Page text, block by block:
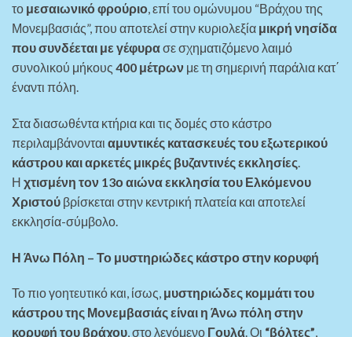
το μεσαιωνικό φρούριο, επί του ομώνυμου “Βράχου της
Μονεμβασιάς”, που αποτελεί στην κυριολεξία μικρή νησίδα
που συνδέεται με γέφυρασε σχηματιζόμενο λαιμό
συνολικού μήκους 400 μέτρων με τη σημερινή παράλια κατ΄
έναντι πόλη.
Στα διασωθέντα κτήρια και τις δομές στο κάστρο
περιλαμβάνονται αμυντικές κατασκευές του εξωτερικού
κάστρου και αρκετές μικρές βυζαντινές εκκλησίες.
Η χτισμένη τον 13ο αιώνα εκκλησία του Ελκόμενου
Χριστού βρίσκεται στην κεντρική πλατεία και αποτελεί
εκκλησία-σύμβολο.
Η Άνω Πόλη – Το μυστηριώδες κάστρο στην κορυφή
Το πιο γοητευτικό και, ίσως, μυστηριώδες κομμάτι του
κάστρου της Μονεμβασιάς είναι η Άνω πόλη στην
κορυφή του βράχου, στο λεγόμενο Γουλά. Οι “βόλτες”,